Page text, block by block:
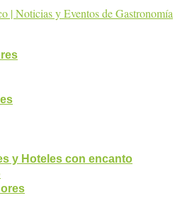
y Hoteles con encanto